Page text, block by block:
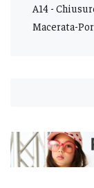
A14 -
Macerata-